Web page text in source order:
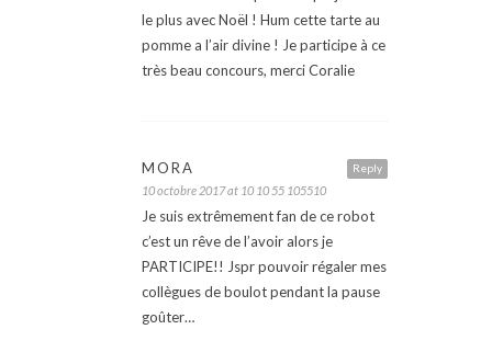
le plus avec Noël ! Hum cette tarte au
pomme a l’air divine ! Je participe à ce
très beau concours, merci Coralie
Reply
MORA
10 octobre 2017 at 10 10 55 105510
Je suis extrêmement fan de ce robot
c’est un rêve de l’avoir alors je
PARTICIPE!! Jspr pouvoir régaler mes
collègues de boulot pendant la pause
goûter…